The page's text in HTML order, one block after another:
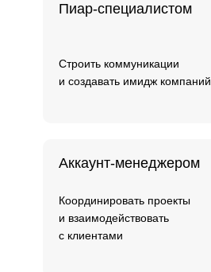
Координировать проекты
и взаимодействовать
с клиентами
Аккаунт-менеджером
Пиар-специалистом
Строить коммуникации
и создавать имидж компаний